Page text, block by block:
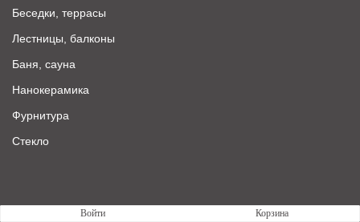
Войти Корзина
Беседки, террасы
Лестницы, балконы
Баня, сауна
Нанокерамика
Фурнитура
Стекло